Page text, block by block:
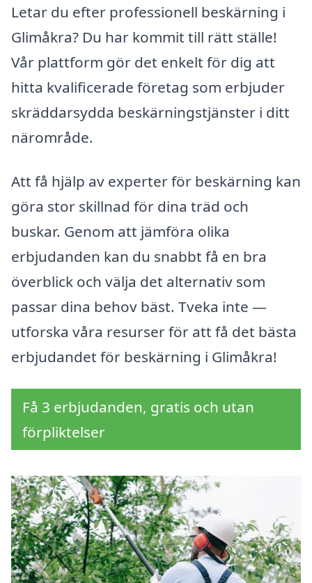
Letar du efter professionell beskärning i
Glimåkra? Du har kommit till rätt ställe!
Vår plattform gör det enkelt för dig att
hitta kvalificerade företag som erbjuder
skräddarsydda beskärningstjänster i ditt
närområde.
Att få hjälp av experter för beskärning kan
göra stor skillnad för dina träd och
buskar. Genom att jämföra olika
erbjudanden kan du snabbt få en bra
överblick och välja det alternativ som
passar dina behov bäst. Tveka inte —
utforska våra resurser för att få det bästa
erbjudandet för beskärning i Glimåkra!
Få 3 erbjudanden, gratis och utan
förpliktelser